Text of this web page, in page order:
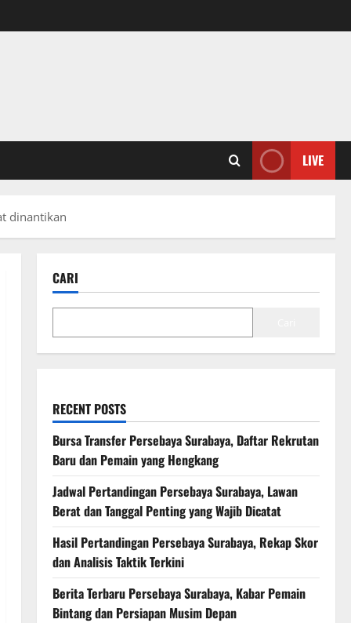
LIVE
dinantikan
CARI
RECENT POSTS
Bursa Transfer Persebaya Surabaya, Daftar Rekrutan
Baru dan Pemain yang Hengkang
Jadwal Pertandingan Persebaya Surabaya, Lawan
Berat dan Tanggal Penting yang Wajib Dicatat
Hasil Pertandingan Persebaya Surabaya, Rekap Skor
dan Analisis Taktik Terkini
Berita Terbaru Persebaya Surabaya, Kabar Pemain
Bintang dan Persiapan Musim Depan